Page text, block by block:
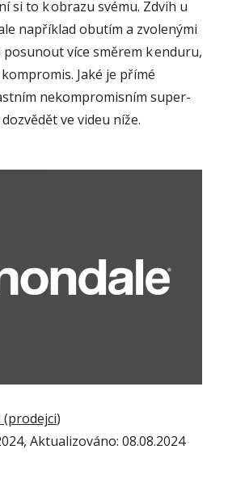
si to k obrazu svému. Zdvih u
například obutím a zvolenými
více směrem kenduru,
Jaké je přímé
nekompromisním super-
dozvědět ve videu níže.
(prodejci)
, Aktualizováno: 08.08.2024